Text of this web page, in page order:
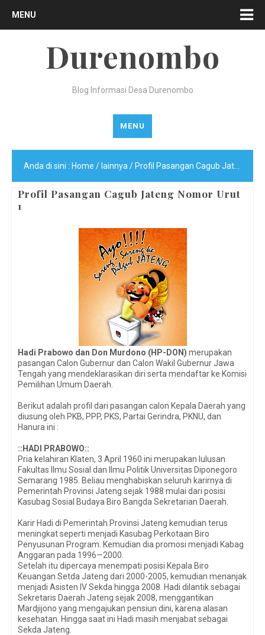
MENU
Durenombo
Blog Informasi Desa Durenombo
MENU
Anda di sini : Home / lainnya / Profil Pasangan Cagub Jateng Nomor Urut 1
Profil Pasangan Cagub Jateng Nomor Urut
1
Hadi Prabowo dan Don Murdono (HP-DON) merupakan
pasangan Calon Gubernur dan Calon Wakil Gubernur Jawa
Tengah yang mendeklarasikan diri serta mendaftar ke Komisi
Pemi lihan Umum Daerah.
Berikut adalah profil dari pasangan calon Kepala Daerah yang
diusung oleh PKB, PPP, PKS, Partai Gerindra, PKNU, dan
Hanura ini :
::HADI PRABOWO::
Pria kelahiran Klaten, 3 April 1960 ini merupakan lulusan
Fakultas Ilmu Sosial dan Ilmu Politik Universitas Diponegoro
Semarang 1985. Beliau menghabiskan seluruh karirnya di
Pemerintah Provinsi Jateng sejak 1988 mulai dari posisi
Kasubag Sosial Budaya Biro Bangda Sekretarian Daerah.
Karir Hadi di Pemerintah Provinsi Jateng kemudian terus
meningkat seperti menjadi Kasubag Perkotaan Biro
Penyusunan Program. Kemudian dia promosi menjadi Kabag
Anggaran pada 1996—2000.
Setelah itu dipercaya menempati posisi Kepala Biro
Keuangan Setda Jateng dari 2000-2005, kemudian menanjak
menjadi Asisten IV Sekda hingga 2008. Hadi dilantik sebagai
Sekretaris Daerah Jateng sejak 2008, menggantikan
Mardjijono yang mengajukan pensiun dini, karena alasan
kesehatan. Hingga saat ini Hadi masih menjabat sebagai
Sekda Jateng.